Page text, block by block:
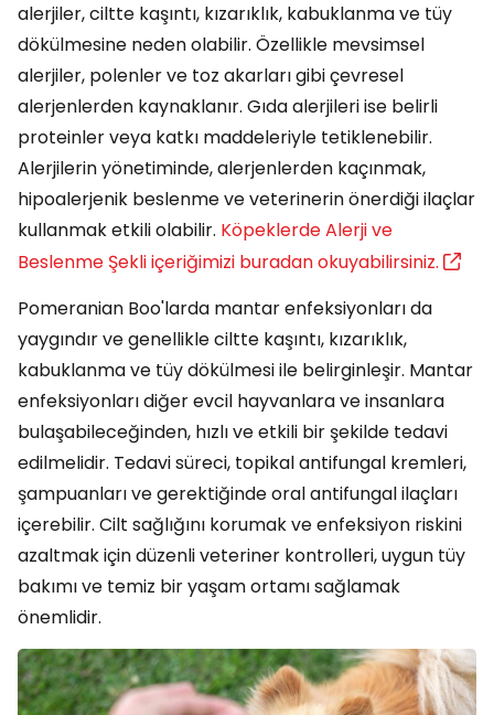
alerjiler, ciltte kaşıntı, kızarıklık, kabuklanma ve tüy
dökülmesine neden olabilir. Özellikle mevsimsel
alerjiler, polenler ve toz akarları gibi çevresel
alerjenlerden kaynaklanır. Gıda alerjileri ise belirli
proteinler veya katkı maddeleriyle tetiklenebilir.
Alerjilerin yönetiminde, alerjenlerden kaçınmak,
hipoalerjenik beslenme ve veterinerin önerdiği ilaçlar
kullanmak etkili olabilir. Köpeklerde Alerji ve
Beslenme Şekli içeriğimizi buradan okuyabilirsiniz.
Pomeranian Boo'larda mantar enfeksiyonları da
yaygındır ve genellikle ciltte kaşıntı, kızarıklık,
kabuklanma ve tüy dökülmesi ile belirginleşir. Mantar
enfeksiyonları diğer evcil hayvanlara ve insanlara
bulaşabileceğinden, hızlı ve etkili bir şekilde tedavi
edilmelidir. Tedavi süreci, topikal antifungal kremleri,
şampuanları ve gerektiğinde oral antifungal ilaçları
içerebilir. Cilt sağlığını korumak ve enfeksiyon riskini
azaltmak için düzenli veteriner kontrolleri, uygun tüy
bakımı ve temiz bir yaşam ortamı sağlamak
önemlidir.